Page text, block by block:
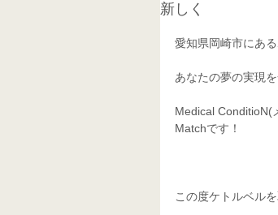
新しく
愛知県岡崎市にある
あなたの夢の実現
Medical ConditioN(
Matchです！
この度ケトルベル